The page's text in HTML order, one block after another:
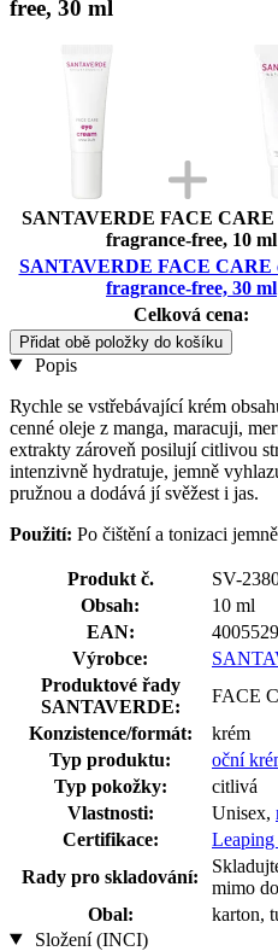
free, 30 ml
SANTAVERDE FACE CARE
fragrance-free, 10 ml
SANTAVERDE FACE CARE
fragrance-free, 30 ml
Celková cena:
Přidat obě položky do košíku
Popis
Rychle se vstřebávající krém
cenné oleje z manga, maracuji,
extrakty zároveň posilují citlivou
intenzivně hydratuje, jemně
pružnou a dodává jí svěžest i jas.
Použití: Po čištění a tonizaci
Produkt č.
SV-
Obsah:
10 ml
EAN:
Výrobce:
Produktové řady
SANTAVERDE:
FACE
Konzistence/formát:
krém
Typ produktu:
oční
Typ pokožky:
citlivá
Vlastnosti:
Unisex,
Certifikace:
Rady pro skladování:
mimo
Obal:
karton,
Složení (INCI)